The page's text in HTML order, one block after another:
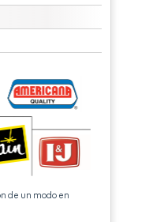
de un modo en